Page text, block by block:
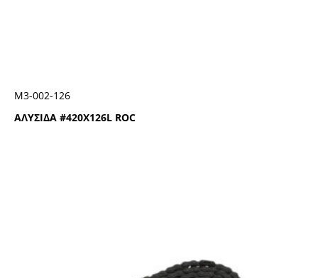
ΑΛΥΣΙΔΑ #420Χ126L ROC
Μ3-002-126